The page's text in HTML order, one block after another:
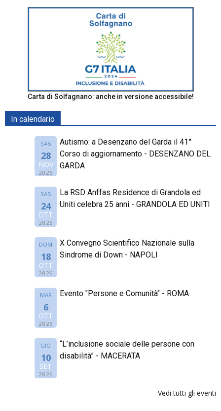
Carta di Solfagnano: anche in versione accessibile!
In calendario
SAB
28
NOV
2026
Autismo: a Desenzano del Garda il 41°
Corso di aggiornamento - DESENZANO DEL
GARDA
SAB
24
OTT
2026
La RSD Anffas Residence di Grandola ed
Uniti celebra 25 anni - GRANDOLA ED UNITI
DOM
18
OTT
2026
X Convegno Scientifico Nazionale sulla
Sindrome di Down - NAPOLI
MAR
6
OTT
2026
Evento "Persone e Comunità" - ROMA
GIO
10
SET
2026
“L’inclusione sociale delle persone con
disabilità” - MACERATA
Vedi tutti gli eventi